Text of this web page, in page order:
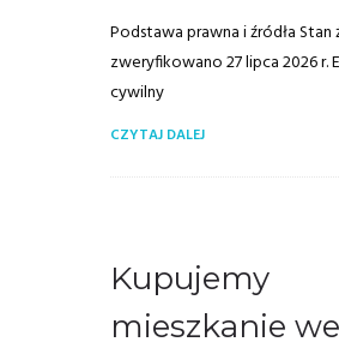
Podstawa prawna i źródła Stan
zweryfikowano 27 lipca 2026 r.
cywilny
CZYTAJ DALEJ
Kupujemy
mieszkanie we